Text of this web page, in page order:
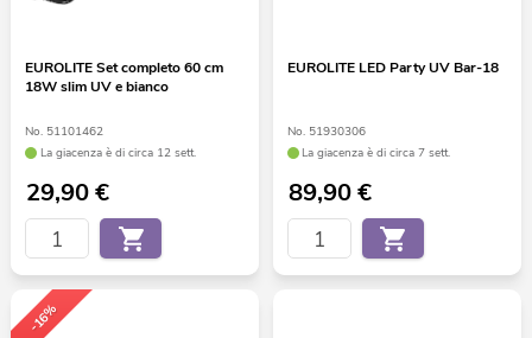
EUROLITE Set completo 60 cm
18W slim UV e bianco
No. 51101462
La giacenza è di circa 12 sett.
29,90€
EUROLITE LED Party UV Bar-18
No. 51930306
La giacenza è di circa 7 sett.
89,90€
-16%